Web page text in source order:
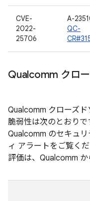
CVE-
2022-
25706
A-
QC-
Qualcomm クロ
Qualcomm クローズ
脆弱性は次のとおり
Qualcomm のセキュ
ィ アラートをご覧く
評価は、Qualcomm か